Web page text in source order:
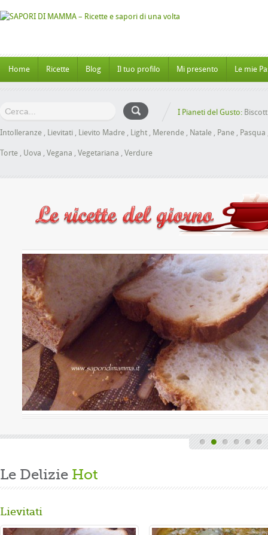
Home Ricette Blog Il tuo profilo Mi presento Le mie
I Pianeti del Gusto:
Intolleranze , Lievitati , Lievito Madre , Light , Merende , Natale , Pane , Pasqua
Torte , Uova , Vegana , Vegetariana , Verdure
Panbrioche al Miele senza
uova
Valutazione media: (0 / 5)
Oggi è domenica, quindi finita la fatica del lavoro settimanale
e delle faccende di casa, mi dedico alla mia grande passione.
Volevo preparare un panbrioche salutare per la ...
Gusta...
Le Delizie Hot
Lievitati